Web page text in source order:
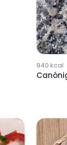
940 kcal